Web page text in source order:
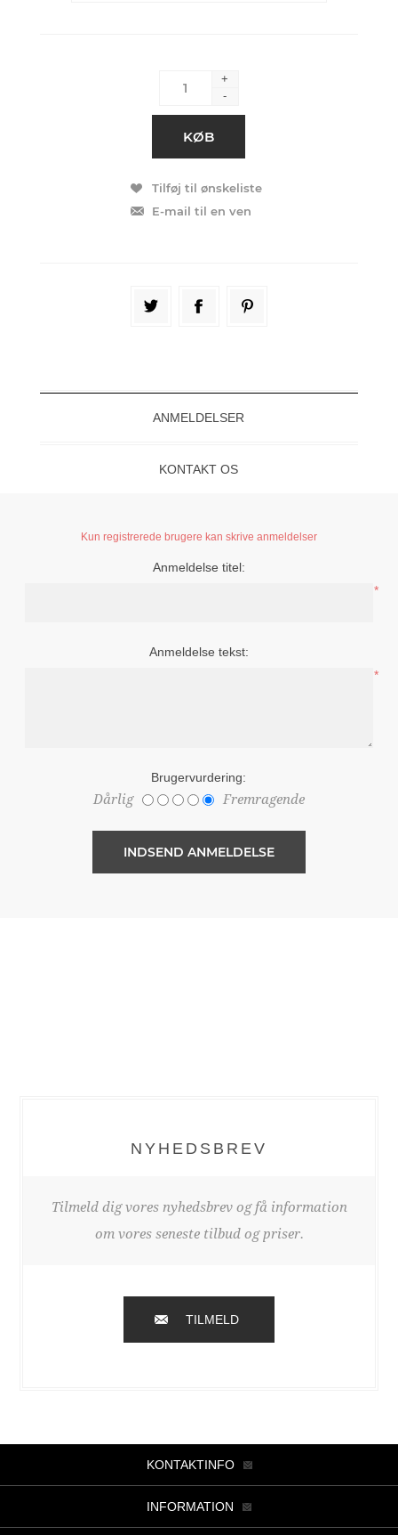
+
-
ANMELDELSER
KONTAKT OS
Kun registrerede brugere kan skrive anmeldelser
Anmeldelse titel:
*
Anmeldelse tekst:
*
Brugervurdering:
Dårlig Fremragende
NYHEDSBREV
Tilmeld dig vores nyhedsbrev og få information
om vores seneste tilbud og priser.
TILMELD
KONTAKTINFO
INFORMATION